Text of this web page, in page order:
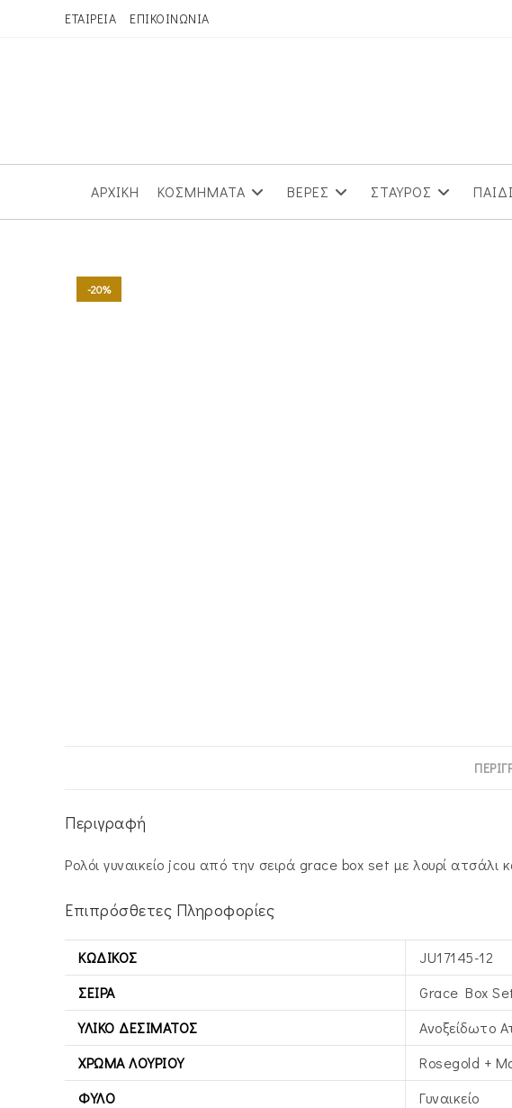
ΕΤΑΙΡΕΙΑ ΕΠΙΚΟΙΝΩΝΙΑ
ΑΡΧΙΚΗ ΚΟΣΜΗΜΑΤΑ ΒΕΡΕΣ ΣΤΑΥΡΟΣ
-20%
Περιγραφή
Ρολόι γυναικείο jcou από την σειρά grace box set με λουρί
Επιπρόσθετες Πληροφορίες
ΚΩΔΙΚΌΣ
JU17145-12
ΣΕΙΡΆ
Grace Box
ΥΛΙΚΌ ΔΕΣΊΜΑΤΟΣ
Ανοξείδωτο
ΧΡΏΜΑ ΛΟΥΡΙΟΎ
Rosegold +
ΦΎΛΟ
Γυναικείο